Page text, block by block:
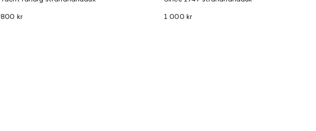
800 kr 1 000 kr